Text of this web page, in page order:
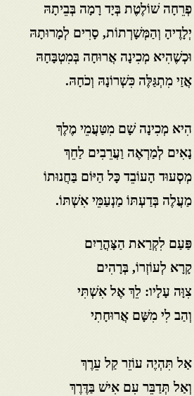
פְרֵחָה שׁוֹלֶטֶת בְּיָד רָמָה בְּבֵיתָהּ
יְלָדֶיהָ וְהַמְּשָׁרְתוֹת, סָרִים לְמָרוּתָהּ
וּכְשֶׁהִיא מְכִינָה אֲרוּחָה בְּמִטְבָּחָהּ
אֲזַי מִתְגַּלֶּה כִּשְׁרוֹנָהּ וְכֹחָהּ.
הִיא מְכִינָה שָׁם מִטַּעֲמֵי מֶלֶךְ
נָאִים לְמַרְאֶה וַעֲרֵבִים לַחֵךְ
מְסְעוּד הָעוֹבֵד כָּל הַיּוֹם בַּחֲנוּתוֹ
מַעֲלֶה בְּדַעְתּוֹ מַנְעַמֵּי אִשְׁתּוֹ.
פַּעַם לִקְרַאת הַצָּהֳרַיִם
קָרָא לְעוֹזְרוֹ, בְּרָהִים
צִוָּה עָלָיו: לֵךְ אֶל אִשְׁתִּי
וְהַב לִי מִשָּׁם אֲרוּחָתִי
אַל תִּהְיֶה עוֹזֵר קַל עֵרֶךְ
וְאַל תְּדַבֵּר עִם אִישׁ בַּדֶּרֶךְ